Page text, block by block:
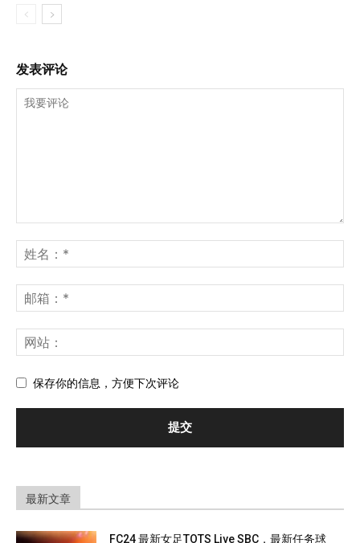
发表评论
保存你的信息，方便下次评论
最新文章
FC24 最新女足TOTS Live SBC，最新任务球